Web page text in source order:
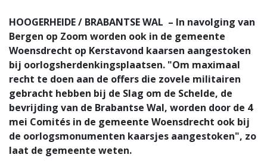
HOOGERHEIDE / BRABANTSE WAL – In navolging van
Bergen op Zoom worden ook in de gemeente
Woensdrecht op Kerstavond kaarsen aangestoken
bij oorlogsherdenkingsplaatsen. "Om maximaal
recht te doen aan de offers die zovele militairen
gebracht hebben bij de Slag om de Schelde, de
bevrijding van de Brabantse Wal, worden door de 4
mei Comités in de gemeente Woensdrecht ook bij
de oorlogsmonumenten kaarsjes aangestoken", zo
laat de gemeente weten.